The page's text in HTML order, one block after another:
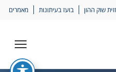
שוק ההון בועז בעיתונות מאמרים